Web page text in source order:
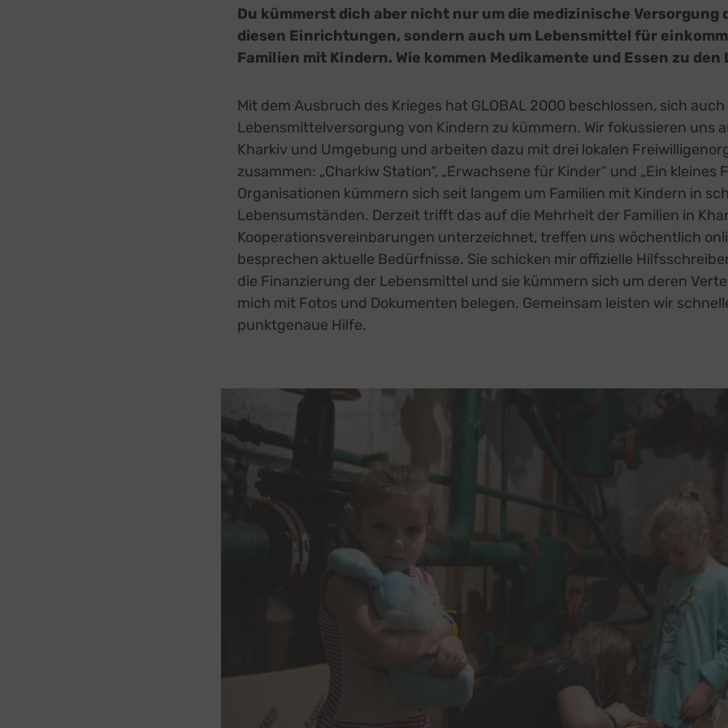
Du kümmerst dich aber nicht nur um die medizinische Versorgung
diesen Einrichtungen, sondern auch um Lebensmittel für
Familien mit Kindern. Wie kommen Medikamente und Essen zu den
Mit dem Ausbruch des Krieges hat GLOBAL 2000 beschlossen, sich auch
Lebensmittelversorgung von Kindern zu kümmern. Wir fokussieren uns
Kharkiv und Umgebung und arbeiten dazu mit drei lokalen
zusammen: „Charkiw Station“, „Erwachsene für Kinder“ und „Ein kleines
Organisationen kümmern sich seit langem um Familien mit Kindern in
Lebensumständen. Derzeit trifft das auf die Mehrheit der Familien in
Kooperationsvereinbarungen unterzeichnet, treffen uns wöchentlich
besprechen aktuelle Bedürfnisse. Sie schicken mir offizielle
die Finanzierung der Lebensmittel und sie kümmern sich um deren
mich mit Fotos und Dokumenten belegen. Gemeinsam leisten wir
punktgenaue Hilfe.
Sonstige Inhalte
(8)
Higher Pixels, USA
Details
Google Ireland Limited, Irland
Details
Open Street Map
OpenStreetMap Foundation
Spotteron Maps
Details
Typeform
TYPEFORM S.L., Spanien
Details
Vimeo
Details
YouTube
Google Ireland Limited, Irland
Details